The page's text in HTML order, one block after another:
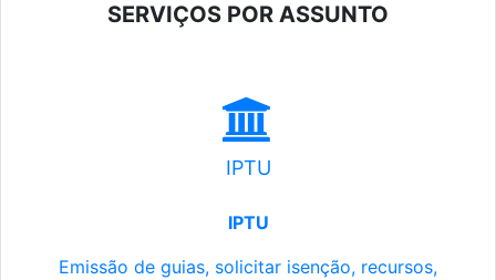
SERVIÇOS POR ASSUNTO
IPTU
IPTU
Emissão de guias, solicitar isenção, recursos,